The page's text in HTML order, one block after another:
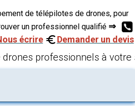
de télépilotes de drones, pour
un professionnel qualifié ⇒
écrire Demander un devis
drones professionnels à votre